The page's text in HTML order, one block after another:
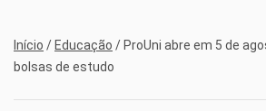
Início / Educação / ProUni abre em 5 de
bolsas de estudo